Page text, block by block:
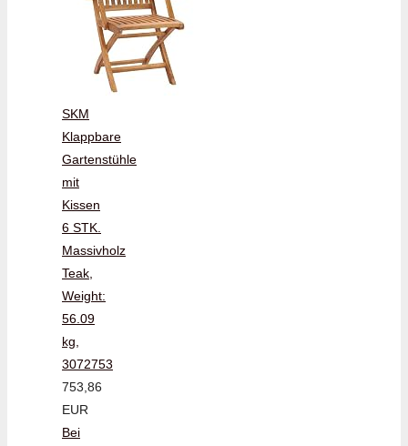
SKM
Klappbare
Gartenstühle
mit
Kissen
6 STK.
Massivholz
Teak,
Weight:
56.09
kg,
3072753
753,86
EUR
Bei